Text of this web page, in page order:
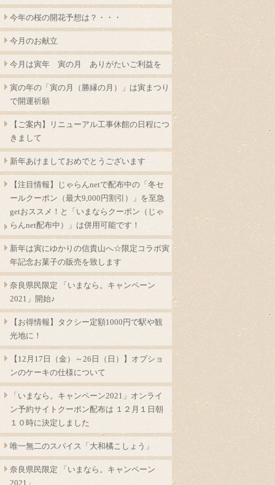
今年の桜の開花予想は？・・・
今月のお献立
今月は寅年 寅の月 ありがたいご利益を
寅の年の「寅の月（勝縁の月）」は寅まつり
で開運祈願
【ご案内】リニューアル工事休館の日程につ
きまして
新年あけましておめでとうございます
【注目情報】じゃらんnetで配布中の「冬セ
ールクーポン（最大9,000円割引）」を至急
getおススメ！と「いまならクーポン（じゃ
らんnet配布中）」は併用可能です！
新年は寅にゆかりの信貴山へ☆限定コラボ寅
年記念お菓子の販売を致します
奈良県民限定 「いまなら。キャンペーン
2021」開始♪
【お得情報】タクシー定額1000円で駅や観
光地に！
【12月17日（金）～26日（日）】オプショ
ンのケーキの仕様について
「いまなら。キャンペーン2021」オンライ
ン予約サイトクーポン配布は １２月１日朝
１０時に決定しました
唯一無二のスパイス「大和橘こしょう」
奈良県民限定 「いまなら。キャンペーン
2021」